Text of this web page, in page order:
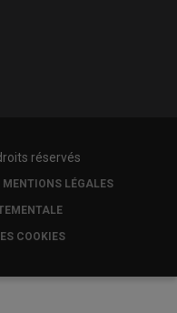
réservés
MENTIONS LÉGALES
COOKIES